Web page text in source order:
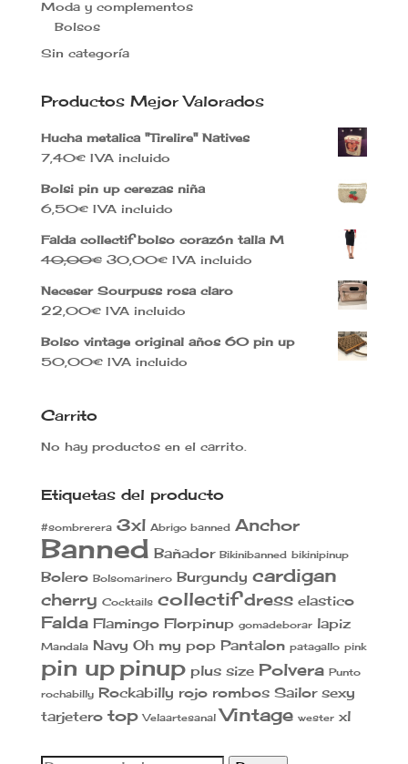
Moda y complementos
Bolsos
Sin categoría
Productos Mejor Valorados
Hucha metalica "Tirelire" Natives
7,40€ IVA incluido
Bolsi pin up cerezas niña
6,50€ IVA incluido
Falda collectif bolso corazón talla M
40,00€ El
original
era:
40,00€.
30,00€El
actual
es:
30,00€.
IVA incluido
Neceser Sourpuss rosa claro
22,00€ IVA incluido
Bolso vintage original años 60 pin up
50,00€ IVA incluido
Carrito
No hay productos en el carrito.
Etiquetas del producto
#sombrerera 3xl Abrigo banned Anchor
Banned Bañador Bikinibanned bikinipinup
Bolero Bolsomarinero Burgundy cardigan
cherry Cocktails collectif dress elastico
Falda Flamingo Florpinup gomadeborar lapiz
Mandala Navy Oh my pop Pantalon patagallo pink
pin up pinup plus size Polvera Punto
rochabilly Rockabilly rojo rombos Sailor sexy
tarjetero top Velaartesanal Vintage wester xl